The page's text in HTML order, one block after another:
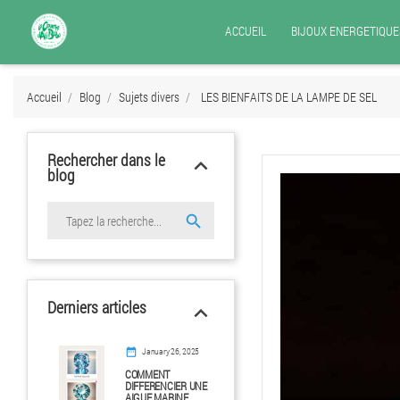
ACCUEIL BIJOUX
Accueil Blog Sujets divers LES BIENFAITS DE LA LAMPE DE SEL
Rechercher dans le
blog keyboard_arrow_up

Derniers articles keyboard_arrow_up
date_range January 26, 2025
COMMENT
DIFFERENCIER UNE